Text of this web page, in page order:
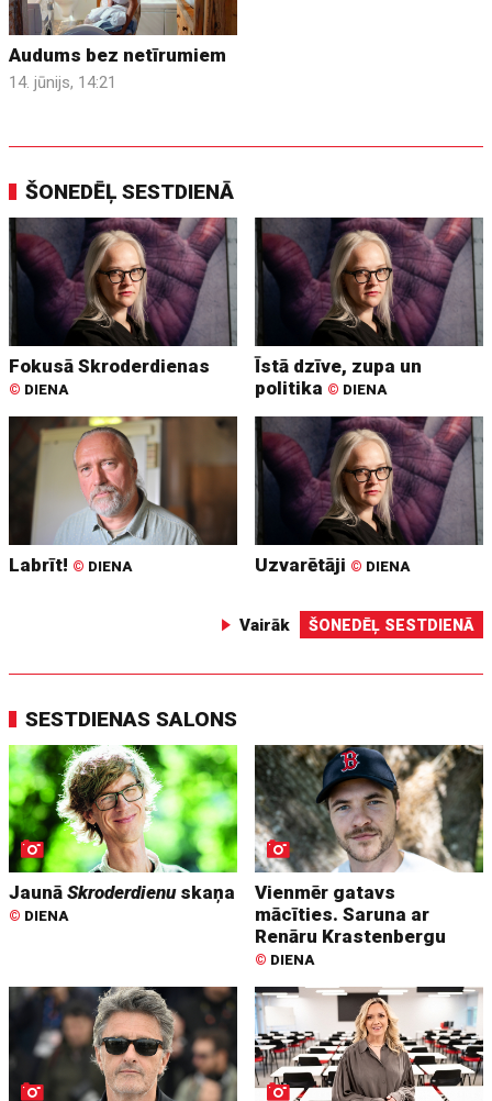
Audums bez netīrumiem
14. jūnijs, 14:21
ŠONEDĒĻ SESTDIENĀ
Fokusā Skroderdienas
© DIENA
Īstā dzīve, zupa un
politika © DIENA
Labrīt! © DIENA Uzvarētāji © DIENA
Vairāk ŠONEDĒĻ SESTDIENĀ
SESTDIENAS SALONS
JaunāSkroderdienuskaņa
© DIENA
Vienmēr gatavs
mācīties. Saruna ar
Renāru Krastenbergu
© DIENA